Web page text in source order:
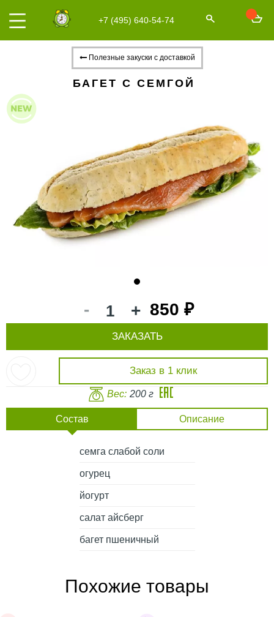
+7 (495) 640-54-74
Полезные закуски с доставкой
БАГЕТ С СЕМГОЙ
- + 850 ₽
Заказ в 1 клик
ЗАКАЗАТЬ
Вес: 200 г
Состав Описание
семга слабой соли
огурец
йогурт
салат айсберг
багет пшеничный
Похожие товары